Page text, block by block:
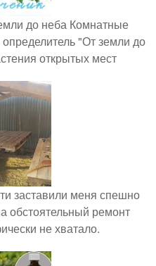
до неба Комнатные
"От земли до
открытых мест
заставили меня спешно
обстоятельный ремонт
не хватало.